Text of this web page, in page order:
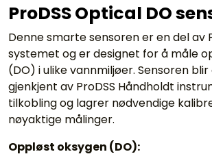
ProDSS Optical DO
Denne smarte sensoren er en del av
systemet og er designet for å måle
(DO) i ulike vannmiljøer. Sensoren
gjenkjent av ProDSS Håndholdt
tilkobling og lagrer nødvendige
nøyaktige målinger.
Oppløst oksygen (DO):